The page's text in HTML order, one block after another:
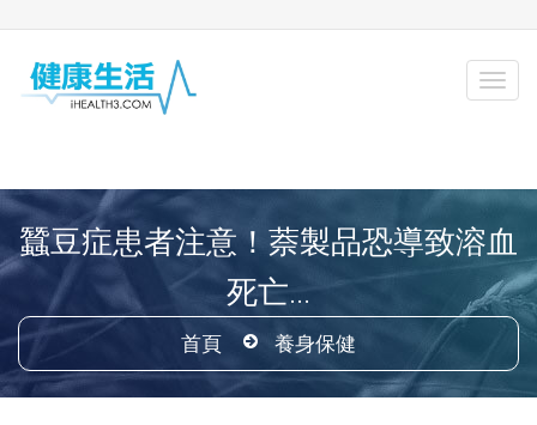
蠶豆症患者注意！萘製品恐導致溶血
死亡...
首頁 養身保健